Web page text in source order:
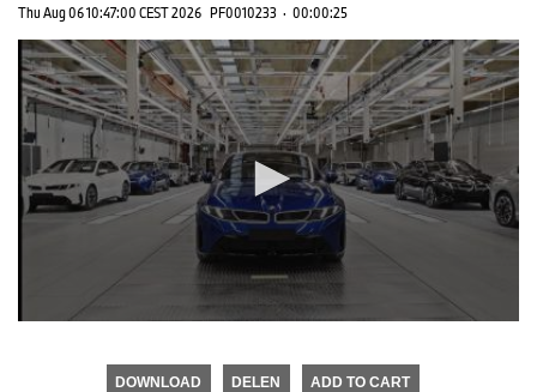
Thu Aug 06 10:47:00 CEST 2026 PF0010233 · 00:00:25
DOWNLOAD DELEN ADD TO CART